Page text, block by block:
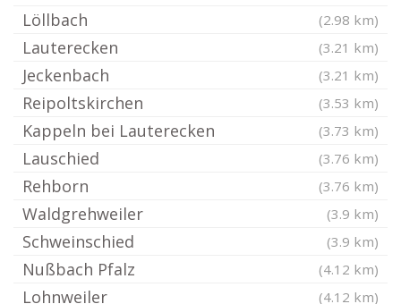
Löllbach (2.98 km)
Lauterecken (3.21 km)
Jeckenbach (3.21 km)
Reipoltskirchen (3.53 km)
Kappeln bei Lauterecken (3.73 km)
Lauschied (3.76 km)
Rehborn (3.76 km)
Waldgrehweiler (3.9 km)
Schweinschied (3.9 km)
Nußbach Pfalz (4.12 km)
Lohnweiler (4.12 km)